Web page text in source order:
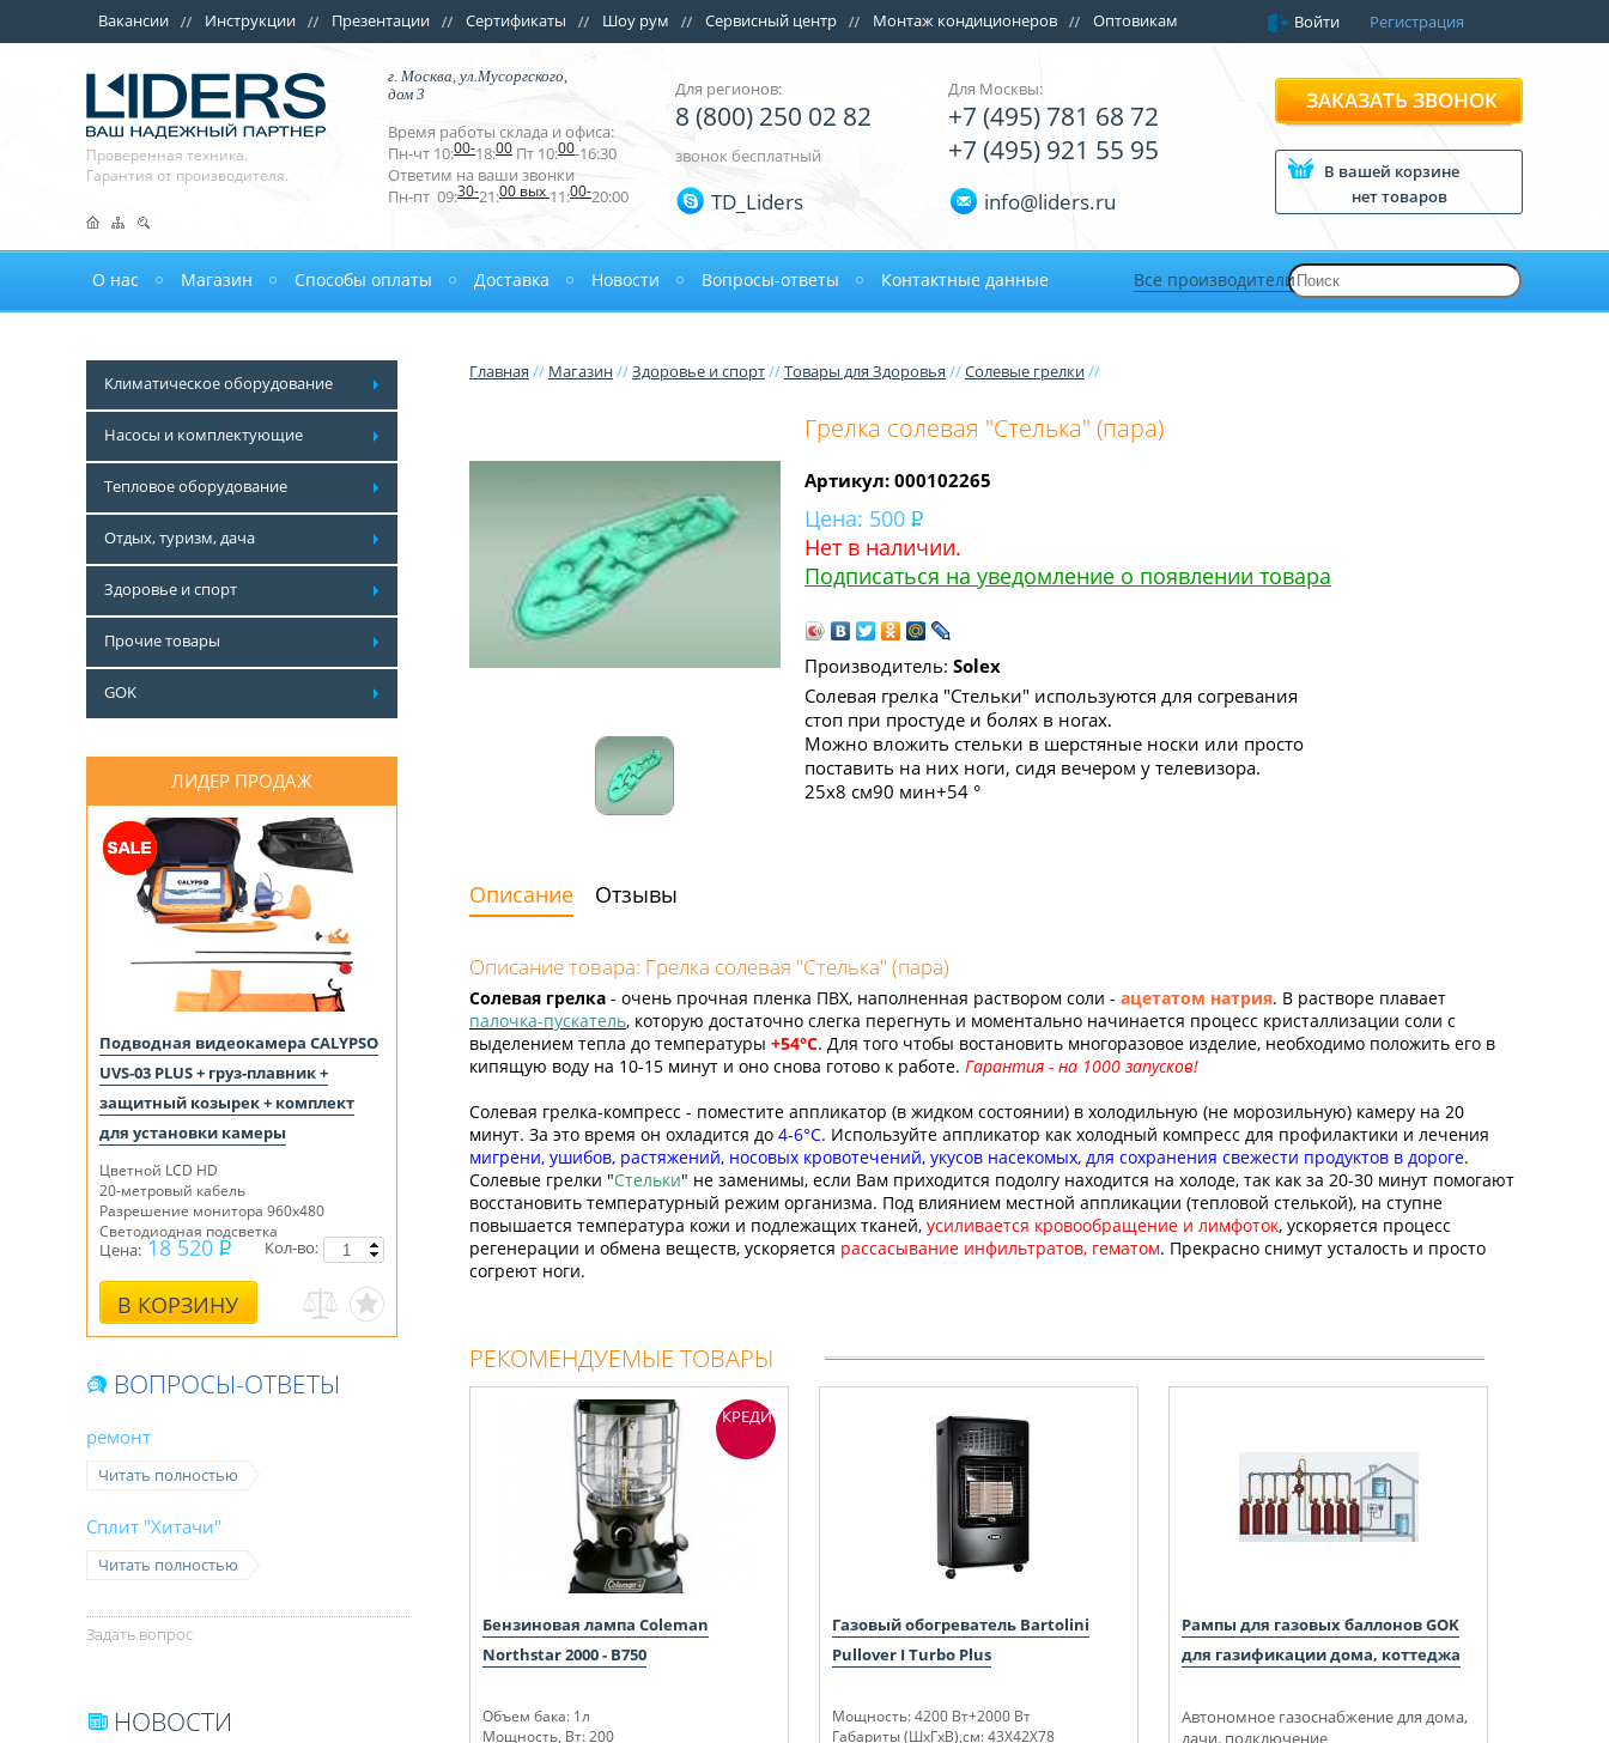
Вакансии Инструкции Презентации Сертификаты Шоу рум Сервисный центр Монтаж кондиционеров Оптовикам Войти Регистрация
Проверенная техника.
Гарантия от производителя.
г. Москва, ул.Мусоргского,
дом 3
Время работы склада и офиса:
Пн-чт 10:00-18:00 Пт 10:00-16:30
Ответим на ваши звонки
Пн-пт 09:30-21:00 вых 11:00-20:00
Для регионов:
8 (800) 250 02 82
звонок бесплатный
TD_Liders
Для Москвы:
+7 (495) 781 68 72
+7 (495) 921 55 95
info@liders.ru
ЗАКАЗАТЬ ЗВОНОК
В вашей корзине
нет товаров
О нас Магазин Способы оплаты Доставка Новости Вопросы-ответы Контактные данные Все производители
Климатическое оборудование
Насосы и комплектующие
Тепловое оборудование
Отдых, туризм, дача
Здоровье и спорт
Прочие товары
GOK
ЛИДЕР ПРОДАЖ
Подводная видеокамера CALYPSO
UVS-03 PLUS + груз-плавник +
защитный козырек + комплект
для установки камеры
Цветной LCD HD
20-метровый кабель
Разрешение монитора 960х480
Светодиодная подсветка
Цена: 18 520
В КОРЗИНУ
Кол-во:
ВОПРОСЫ-ОТВЕТЫ
ремонт
Читать полностью
Сплит "Хитачи"
Читать полностью
Задать вопрос
НОВОСТИ
Главная // Магазин//Здоровье и спорт//Товары для Здоровья //Солевые грелки//
Грелка солевая "Стелька" (пара)
Артикул: 000102265
Цена: 500
Нет в наличии.
Подписаться на уведомление о появлении товара
Производитель: Solex
Солевая грелка "Стельки" используются для согревания
стоп при простуде и болях в ногах.
Можно вложить стельки в шерстяные носки или просто
поставить на них ноги, сидя вечером у телевизора.
25x8 см90 мин+54 °
Описание Отзывы
Описание товара: Грелка солевая "Стелька" (пара)
Солевая грелка - очень прочная пленка ПВХ, наполненная раствором соли - ацетатом натрия. В растворе плавает
палочка-пускатель, которую достаточно слегка перегнуть и моментально начинается процесс кристаллизации соли с
выделением тепла до температуры +54°C. Для того чтобы востановить многоразовое изделие, необходимо положить его в
кипящую воду на 10-15 минут и оно снова готово к работе. Гарантия - на 1000 запусков!
Солевая грелка-компресс - поместите аппликатор (в жидком состоянии) в холодильную (не морозильную) камеру на 20
минут. За это время он охладится до 4-6°C. Используйте аппликатор как холодный компресс для профилактики и лечения
мигрени, ушибов, растяжений, носовых кровотечений, укусов насекомых, для сохранения свежести продуктов в дороге.
Солевые грелки "Стельки" не заменимы, если Вам приходится подолгу находится на холоде, так как за 20-30 минут помогают
восстановить температурный режим организма. Под влиянием местной аппликации (тепловой стелькой), на ступне
повышается температура кожи и подлежащих тканей, усиливается кровообращение и лимфоток, ускоряется процесс
регенерации и обмена веществ, ускоряется рассасывание инфильтратов, гематом. Прекрасно снимут усталость и просто
согреют ноги.
РЕКОМЕНДУЕМЫЕ ТОВАРЫ
Бензиновая лампа Coleman
Northstar 2000 - B750
Объем бака: 1л
Мощность, Вт: 200
КРЕДИТ
Газовый обогреватель Bartolini
Pullover I Turbo Plus
Мощность: 4200 Вт+2000 Вт
Габариты (ШхГхВ),см: 43Х42Х78
Рампы для газовых баллонов GOK
для газификации дома, коттеджа
Автономное газоснабжение для дома,
дачи. подключение